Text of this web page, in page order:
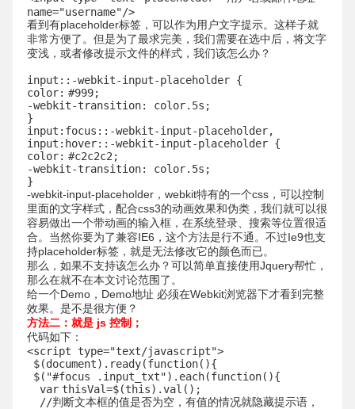
name="username"/>
看到有placeholder标签，可以作为用户文字提示。这样子就
非常方便了。但是为了最求完美，我们需要在选中后，将文字
变浅，或者修改提示文件的样式，我们该怎么办？
input::-webkit-input-placeholder {
color: #999;
-webkit-transition: color.5s;
}
input:focus::-webkit-input-placeholder,
input:hover::-webkit-input-placeholder {
color: #c2c2c2;
-webkit-transition: color.5s;
}
-webkit-input-placeholder，webkit特有的一个css，可以控制
里面的文字样式，配合css3的动画效果和伪类，我们就可以很
容易做出一个带动画的输入框，在系统登录、搜索等位置很适
合。当然你要为了兼容IE6，这个方法是行不通。不过Ie9也支
持placeholder标签，就是无法修改它的颜色而已。
那么，如果不支持该怎么办？可以简单直接使用Jquery帮忙，
那么在就不在本文讨论范围了。
给一个Demo，Demo地址 必须在Webkit浏览器下才看到完整
效果。是不是很方便？
方法二：就是 js 控制；
代码如下：
<script type="text/javascript">
$(document).ready(function(){
$( "#focus .input_txt").each(function(){
var thisVal=$(this).val();
//判断文本框的值是否为空，有值的情况就隐藏提示语，